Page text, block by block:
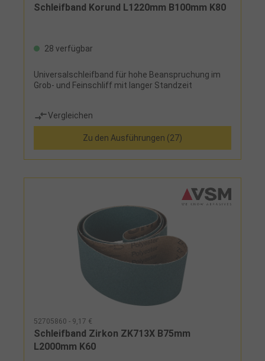
Schleifband Korund L1220mm B100mm K80
28 verfügbar
Universalschleifband für hohe Beanspruchung im
Grob- und Feinschliff mit langer Standzeit
Vergleichen
Zu den Ausführungen (27)
52705860 - 9,17 €
Schleifband Zirkon ZK713X B75mm
L2000mm K60